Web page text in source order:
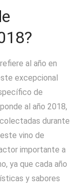
al año en
excepcional
de
al año 2018,
durante
vino de
importante a
ya que cada año
y sabores